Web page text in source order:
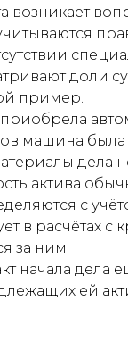
возникает
доли
пример.
машина была
дела
актива
с
в расчётах
за ним.
начала дела
ей